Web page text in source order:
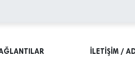
İLETİŞİM /